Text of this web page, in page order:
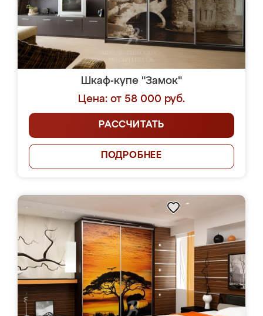
Шкаф-купе "Замок"
Цена: от 58 000 руб.
РАССЧИТАТЬ
ПОДРОБНЕЕ